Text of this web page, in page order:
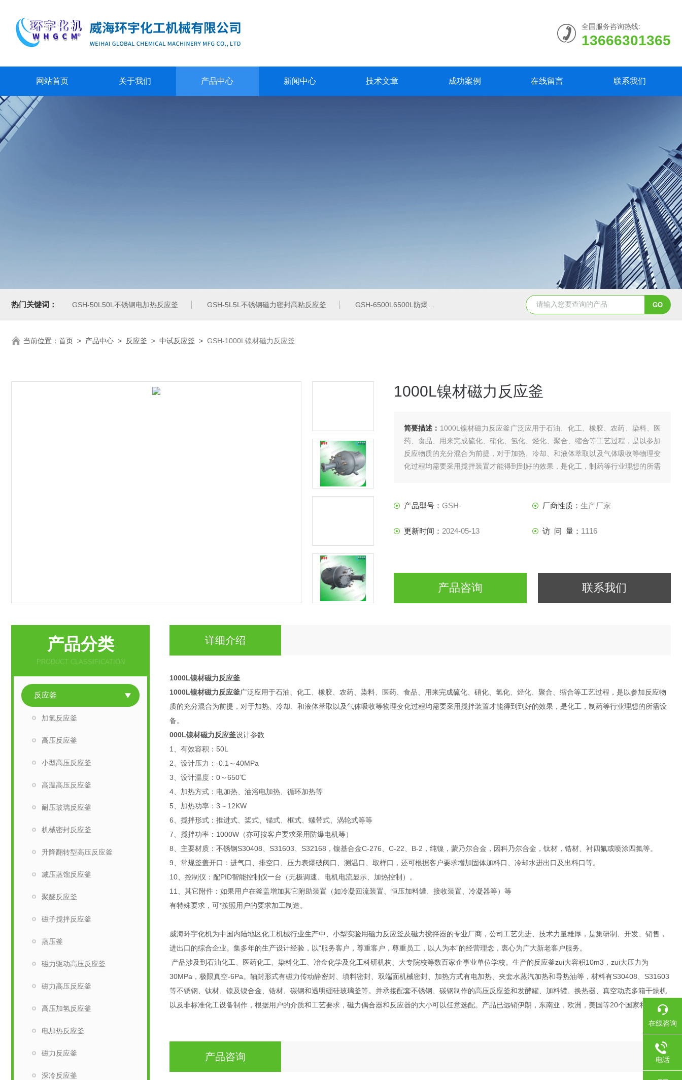
全国服务咨询热线:
13666301365
网站首页 关于我们 产品中心 新闻中心 技术文章 成功案例 在线留言 联系我们
热门关键词： GSH-50L50L不锈钢电加热反应釜 GSH-5L5L不锈钢磁力密封高粘反应釜 GSH-6500L6500L防爆加氢工业反应釜 GSH-0.5L0.5L不锈钢磁力密封聚酯反应釜
当前位置： 首页 > 产品中心 > 反应釜 > 中试反应釜 > GSH-1000L镍材磁力反应釜
1000L镍材磁力反应釜
简要描述： 1000L镍材磁力反应釜广泛应用于石油、化工、橡胶、农药、染料、医
药、食品、用来完成硫化、硝化、氢化、烃化、聚合、缩合等工艺过程，是以参加
反应物质的充分混合为前提，对于加热、冷却、和液体萃取以及气体吸收等物理变
化过程均需要采用搅拌装置才能得到到好的效果，是化工，制药等行业理想的所需
产品型号： GSH- 厂商性质： 生产厂家
更新时间： 2024-05-13 访 问 量： 1116
产品咨询 联系我们
产品分类
PRODUCT CLASSIFICATION
反应釜
加氢反应釜
高压反应釜
小型高压反应釜
高温高压反应釜
耐压玻璃反应釜
机械密封反应釜
升降翻转型高压反应釜
减压蒸馏反应釜
聚醚反应釜
磁子搅拌反应釜
蒸压釜
磁力驱动高压反应釜
磁力高压反应釜
高压加氢反应釜
电加热反应釜
磁力反应釜
深冷反应釜
详细介绍
1000L镍材磁力反应釜
1000L镍材磁力反应釜广泛应用于石油、化工、橡胶、农药、染料、医药、食品、用来完成硫化、硝化、氢化、烃化、聚合、缩合等工艺过程，是以参加反应物
质的充分混合为前提，对于加热、冷却、和液体萃取以及气体吸收等物理变化过程均需要采用搅拌装置才能得到到好的效果，是化工，制药等行业理想的所需设
备。
000L镍材磁力反应釜设计参数
1、有效容积：50L
2、设计压力：-0.1～40MPa
3、设计温度：0～650℃
4、加热方式：电加热、油浴电加热、循环加热等
5、加热功率：3～12KW
6、搅拌形式：推进式、桨式、锚式、框式、螺带式、涡轮式等等
7、搅拌功率：1000W（亦可按客户要求采用防爆电机等）
8、主要材质：不锈钢S30408、S31603、S32168，镍基合金C-276、C-22、B-2，纯镍，蒙乃尔合金，因科乃尔合金，钛材，锆材、衬四氟或喷涂四氟等。
9、常规釜盖开口：进气口、排空口、压力表爆破阀口、测温口、取样口，还可根据客户要求增加固体加料口、冷却水进出口及出料口等。
10、控制仪：配PID智能控制仪一台（无极调速、电机电流显示、加热控制）。
11、其它附件：如果用户在釜盖增加其它附助装置（如冷凝回流装置、恒压加料罐、接收装置、冷凝器等）等
有特殊要求，可*按照用户的要求加工制造。
威海环宇化机为中国内陆地区化工机械行业生产中、小型实验用磁力反应釜及磁力搅拌器的专业厂商，公司工艺先进、技术力量雄厚，是集研制、开发、销售，
进出口的综合企业。集多年的生产设计经验，以“服务客户，尊重客户，尊重员工，以人为本”的经营理念，衷心为广大新老客户服务。
产品涉及到石油化工、医药化工、染料化工、冶金化学及化工科研机构、大专院校等数百家企事业单位学校。生产的反应釜zui大容积10m3，zui大压力为
30MPa，极限真空-6Pa。轴封形式有磁力传动静密封、填料密封、双端面机械密封、加热方式有电加热、夹套水蒸汽加热和导热油等，材料有S30408、S31603
等不锈钢、钛材、镍及镍合金、锆材、碳钢和透明硼硅玻璃釜等。并承接配套不锈钢、碳钢制作的高压反应釜和发酵罐、加料罐、换热器、真空动态多箱干燥机
以及非标准化工设备制作，根据用户的介质和工艺要求，磁力偶合器和反应器的大小可以任意选配。产品已远销伊朗，东南亚，欧洲，美国等20个国家和地区。
产品咨询
在线咨询
电话